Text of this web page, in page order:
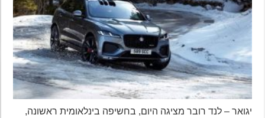
יגואר – לנד רובר מציגה היום, בחשיפה בינלאומית ראשונה,